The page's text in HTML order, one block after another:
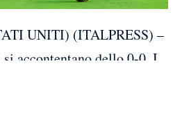
UNITI) (ITALPRESS) –
accontentano dello 0-0. I